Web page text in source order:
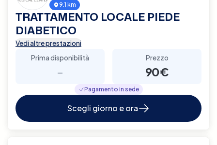
9.1 km
TRATTAMENTO LOCALE PIEDE
DIABETICO
Vedi altre prestazioni
Prima disponibilità
-
Prezzo
90€
Pagamento in sede
Scegli giorno e ora